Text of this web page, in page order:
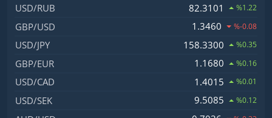
USD/RUB 82.3101 %1.22
GBP/USD 1.3460 %-0.08
USD/JPY 158.3300 %0.35
GBP/EUR 1.1680 %0.16
USD/CAD 1.4015 %0.01
USD/SEK 9.5085 %0.12